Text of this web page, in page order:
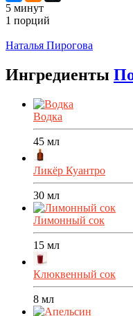
5 минут
1 порций
Наталья Пирогова
Ингредиенты
Водка
45 мл
Ликёр Куантро
30 мл
Лимонный сок
15 мл
Клюквенный сок
8 мл